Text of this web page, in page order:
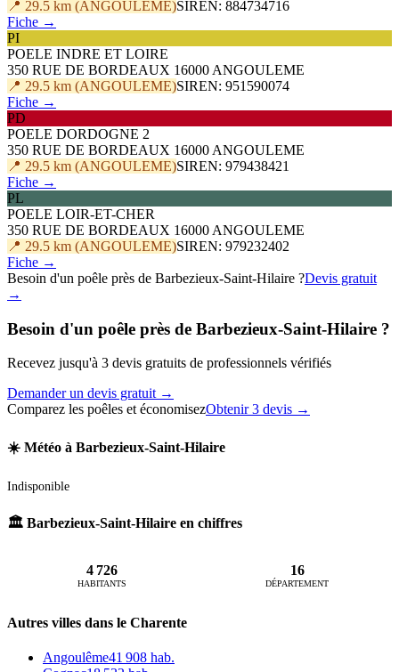
📍 29.5 km (ANGOULEME)SIREN: 884734716
Fiche →
PI
POELE INDRE ET LOIRE
350 RUE DE BORDEAUX 16000 ANGOULEME
📍 29.5 km (ANGOULEME)SIREN: 951590074
Fiche →
PD
POELE DORDOGNE 2
350 RUE DE BORDEAUX 16000 ANGOULEME
📍 29.5 km (ANGOULEME)SIREN: 979438421
Fiche →
PL
POELE LOIR-ET-CHER
350 RUE DE BORDEAUX 16000 ANGOULEME
📍 29.5 km (ANGOULEME)SIREN: 979232402
Fiche →
Besoin d'un poêle près de Barbezieux-Saint-Hilaire ?Devis gratuit
→
Besoin d'un poêle près de Barbezieux-Saint-Hilaire ?
Recevez jusqu'à 3 devis gratuits de professionnels vérifiés
Demander un devis gratuit →
Comparez les poêles et économisezObtenir 3 devis →
☀️ Météo à Barbezieux-Saint-Hilaire
Indisponible
🏛️ Barbezieux-Saint-Hilaire en chiffres
4 726
HABITANTS
16
DÉPARTEMENT
Autres villes dans le Charente
Angoulême41 908 hab.